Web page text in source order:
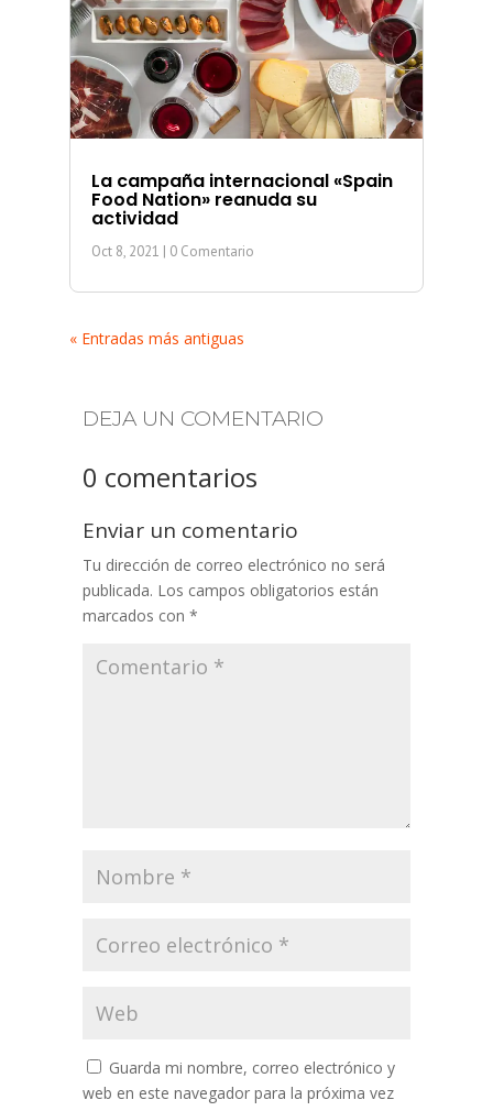
La campaña internacional «Spain
Food Nation» reanuda su
actividad
Oct 8, 2021 | 0 Comentario
« Entradas más antiguas
DEJA UN COMENTARIO
0 comentarios
Enviar un comentario
Tu dirección de correo electrónico no será
publicada. Los campos obligatorios están
marcados con *
Guarda mi nombre, correo electrónico y
web en este navegador para la próxima vez